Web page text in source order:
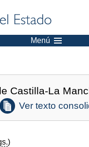
Menú
Castilla-La
Ver texto
)